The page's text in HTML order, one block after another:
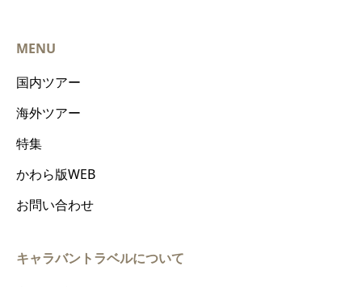
MENU
国内ツアー
海外ツアー
特集
かわら版WEB
お問い合わせ
キャラバントラベルについて